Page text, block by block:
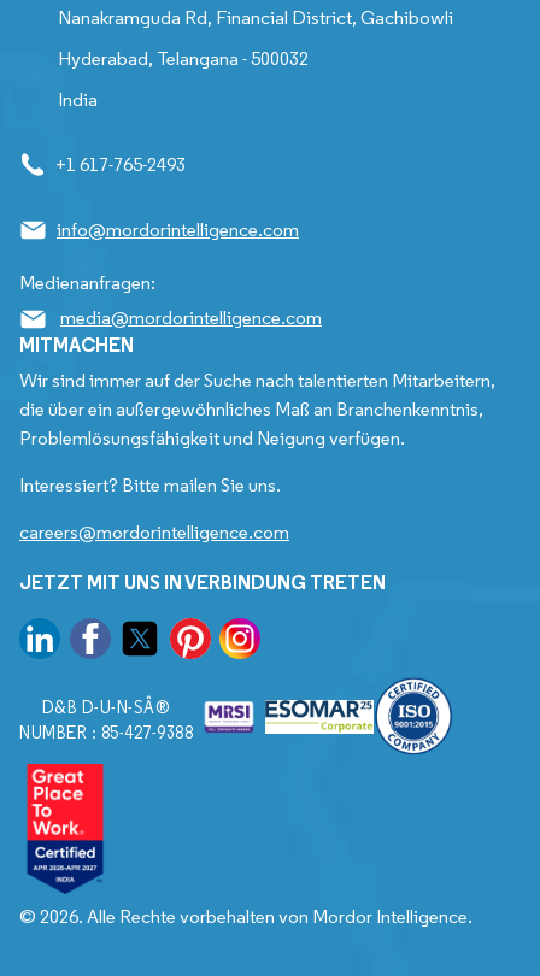
Nanakramguda Rd, Financial District, Gachibowli
Hyderabad, Telangana - 500032
India
+1 617-765-2493
info@mordorintelligence.com
Medienanfragen:
media@mordorintelligence.com
MITMACHEN
Wir sind immer auf der Suche nach talentierten Mitarbeitern,
die über ein außergewöhnliches Maß an Branchenkenntnis,
Problemlösungsfähigkeit und Neigung verfügen.
Interessiert? Bitte mailen Sie uns.
careers@mordorintelligence.com
JETZT MIT UNS IN VERBINDUNG TRETEN
D&B D-U-N-SÂ®
NUMBER : 85-427-9388
© 2026. Alle Rechte vorbehalten von Mordor Intelligence.